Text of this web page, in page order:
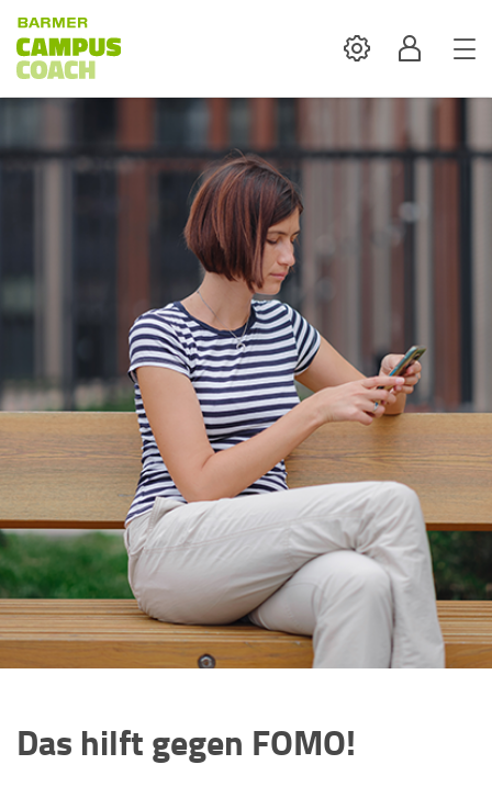
SettingsProfil
Das hilft gegen FOMO!